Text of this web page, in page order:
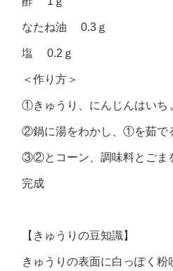
なたね油 0.3ｇ
塩 0.2ｇ
＜作り方＞
①きゅうり、にんじんはいち
②鍋に湯をわかし、①を茹で
③②とコーン、調味料とごま
完成
【きゅうりの豆知識】
きゅうりの表面に白っぽく